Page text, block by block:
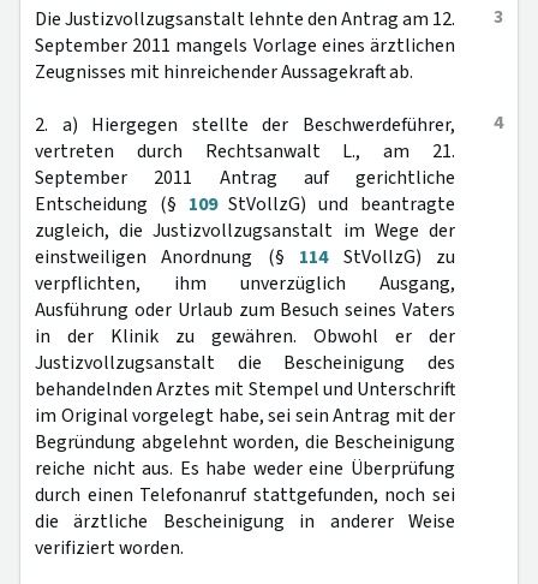
3
Die Justizvollzugsanstalt lehnte den Antrag am 12.
September 2011 mangels Vorlage eines ärztlichen
Zeugnisses mit hinreichender Aussagekraft ab.
4
2. a) Hiergegen stellte der Beschwerdeführer,
vertreten durch Rechtsanwalt L., am 21.
September 2011 Antrag auf gerichtliche
Entscheidung (§ 109StVollzG) und beantragte
zugleich, die Justizvollzugsanstalt im Wege der
einstweiligen Anordnung (§ 114StVollzG) zu
verpflichten, ihm unverzüglich Ausgang,
Ausführung oder Urlaub zum Besuch seines Vaters
in der Klinik zu gewähren. Obwohl er der
Justizvollzugsanstalt die Bescheinigung des
behandelnden Arztes mit Stempel und Unterschrift
im Original vorgelegt habe, sei sein Antrag mit der
Begründung abgelehnt worden, die Bescheinigung
reiche nicht aus. Es habe weder eine Überprüfung
durch einen Telefonanruf stattgefunden, noch sei
die ärztliche Bescheinigung in anderer Weise
verifiziert worden.